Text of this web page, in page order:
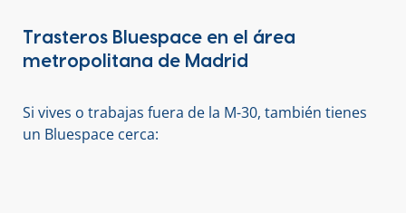
Trasteros Bluespace en el área
metropolitana de Madrid
Si vives o trabajas fuera de la M-30, también tienes
un Bluespace cerca: